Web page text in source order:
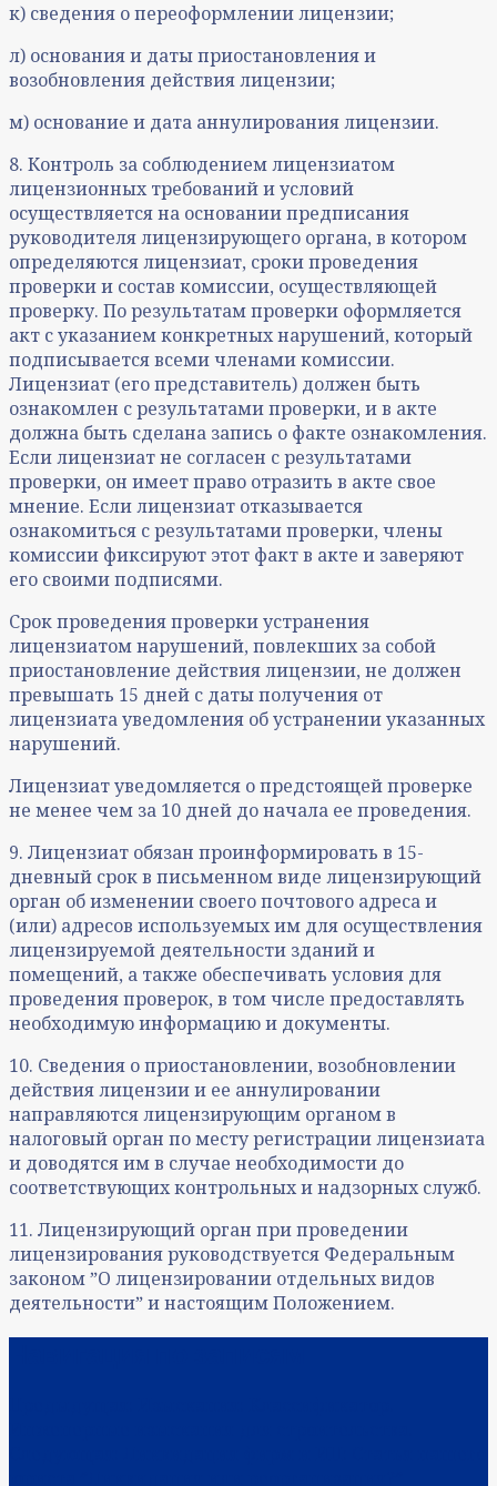
к) сведения о переоформлении лицензии;
л) основания и даты приостановления и
возобновления действия лицензии;
м) основание и дата аннулирования лицензии.
8. Контроль за соблюдением лицензиатом
лицензионных требований и условий
осуществляется на основании предписания
руководителя лицензирующего органа, в котором
определяются лицензиат, сроки проведения
проверки и состав комиссии, осуществляющей
проверку. По результатам проверки оформляется
акт с указанием конкретных нарушений, который
подписывается всеми членами комиссии.
Лицензиат (его представитель) должен быть
ознакомлен с результатами проверки, и в акте
должна быть сделана запись о факте ознакомления.
Если лицензиат не согласен с результатами
проверки, он имеет право отразить в акте свое
мнение. Если лицензиат отказывается
ознакомиться с результатами проверки, члены
комиссии фиксируют этот факт в акте и заверяют
его своими подписями.
Срок проведения проверки устранения
лицензиатом нарушений, повлекших за собой
приостановление действия лицензии, не должен
превышать 15 дней с даты получения от
лицензиата уведомления об устранении указанных
нарушений.
Лицензиат уведомляется о предстоящей проверке
не менее чем за 10 дней до начала ее проведения.
9. Лицензиат обязан проинформировать в 15-
дневный срок в письменном виде лицензирующий
орган об изменении своего почтового адреса и
(или) адресов используемых им для осуществления
лицензируемой деятельности зданий и
помещений, а также обеспечивать условия для
проведения проверок, в том числе предоставлять
необходимую информацию и документы.
10. Сведения о приостановлении, возобновлении
действия лицензии и ее аннулировании
направляются лицензирующим органом в
налоговый орган по месту регистрации лицензиата
и доводятся им в случае необходимости до
соответствующих контрольных и надзорных служб.
11. Лицензирующий орган при проведении
лицензирования руководствуется Федеральным
законом ˮО лицензировании отдельных видов
деятельностиˮ и настоящим Положением.